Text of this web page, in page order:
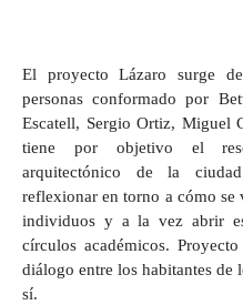
El proyecto Lázaro surge
personas conformado por
Escatell, Sergio Ortiz, Miguel
tiene por objetivo el
arquitectónico de la
reflexionar en torno a cómo se
individuos y a la vez abrir
círculos académicos.
diálogo entre los habitantes de
sí.